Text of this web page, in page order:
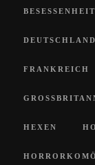
BESESSENHEIT
DEUTSCHLAND
FRANKREICH
HEXEN